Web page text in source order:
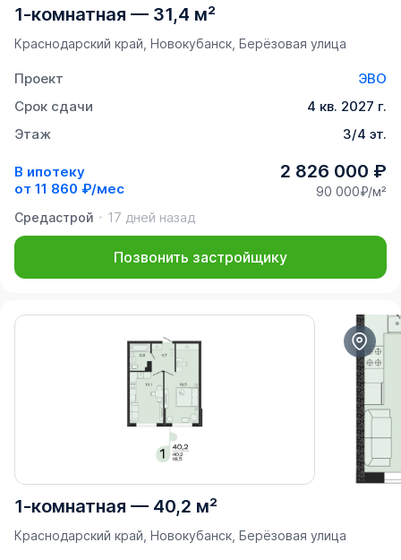
1-комнатная — 31,4 м²
Краснодарский край, Новокубанск, Берёзовая улица
Проект
ЭВО
Срок сдачи
4 кв. 2027 г.
Этаж
3/4 эт.
В ипотеку
от 11 860 ₽/мес
2 826 000 ₽
90 000₽/м²
Средастрой
17 дней назад
Позвонить застройщику
1-комнатная — 40,2 м²
Краснодарский край, Новокубанск, Берёзовая улица